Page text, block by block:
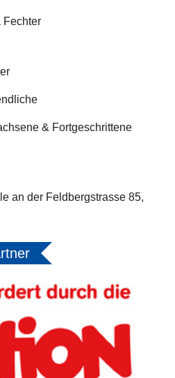
Fechter
& Fortgeschrittene
an der Feldbergstrasse 85,